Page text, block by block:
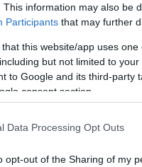
This information may also be
Participants that may further
that this website/app uses
but not limited to
to Google and its third-party
consent section.
Data Processing Opt Outs
opt-out of the Sharing of my
xL48ibvkCM
(@Breaking911)